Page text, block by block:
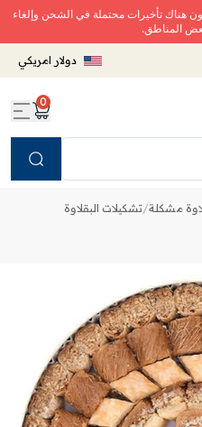
هناك تأخيرات محتملة في الشحن وإلغاء
المناطق.
دولار امريكي
0
مشكلة/تشكيلات البقلاوة